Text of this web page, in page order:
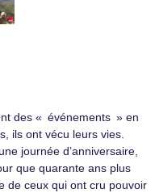
des « événements » en
ils ont vécu leurs vies.
journée d’anniversaire,
que quarante ans plus
de ceux qui ont cru pouvoir